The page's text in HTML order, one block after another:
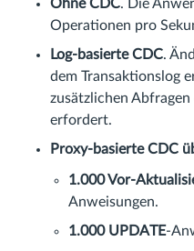
Ohne CDC. Die
Operationen pro
Log-basierte CDC.
dem Transaktionslog
zusätzlichen
erfordert.
Proxy-basierte CDC
1.000 Vor-
Anweisungen.
1.000 UPDATE-